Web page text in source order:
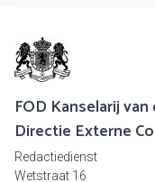
FOD Kanselarij
Directie Externe
Redactiedienst
Wetstraat 16